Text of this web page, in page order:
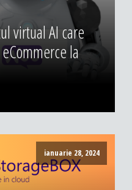
virtual AI care
la
ianuarie 28, 2024